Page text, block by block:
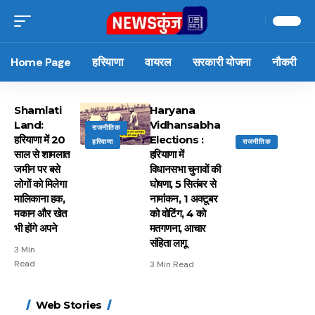
Home Page हरियाणा वायरल सरकारी योजना नौकरी
राजनीतिक
हरियाणा
Shamlati
Land:
हरियाणा में 20
साल से शामलात
जमीन पर बसे
लोगों को मिलेगा
मालिकाना हक,
मकान और खेत
भी होंगे अपने
3 Min
Read
राजनीतिक
Haryana
Vidhansabha
Elections :
हरियाणा में
विधानसभा चुनावों की
घोषणा, 5 सितंबर से
नामांकन, 1 अक्टूबर
को वोटिंग, 4 को
मतगणना, आचार
संहिता लागू
3 Min Read
Web Stories
15 नवंबर से लागू होंगे
मोटापे को कम करने के लिए